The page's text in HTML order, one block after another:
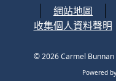
網站地圖
收集個人資料聲明
© 2026Carmel
Powered by